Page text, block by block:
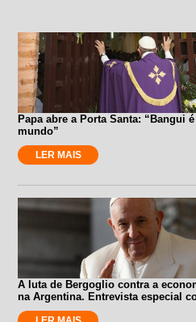
Papa abre a Porta Santa: “Bangui
mundo”
LER MAIS
A luta de Bergoglio contra a
na Argentina. Entrevista especial